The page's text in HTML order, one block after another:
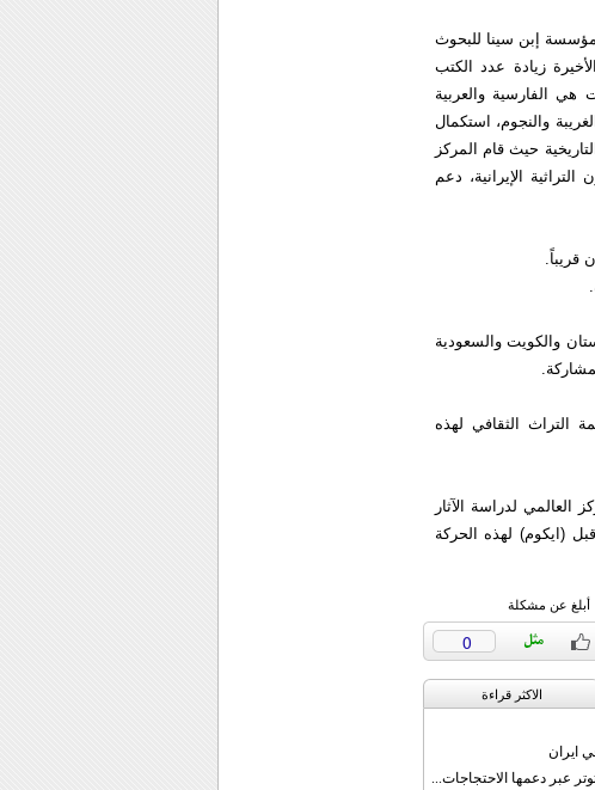
إبن سينا للبحوث
زيادة عدد الكتب
شاملة بثلاث لغات هي الفارسية والعربية
والنجوم، استكمال
حيث قام المركز
وأجانب بارزين، إحياء 109 فروع من الفنون التراثية الإيرانية، دعم
قريباً.
والكويت والسعودية
التراث الثقافي لهذه
لدراسة الآثار
(ايكوم) لهذه الحركة
أبلغ عن مشكلة
0
الاکثر قراءة
ايران
عبر دعمها الاحتجاجات...